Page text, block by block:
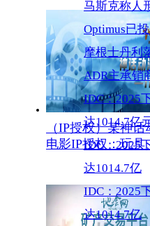
马斯克称人
Optimus已
摩根士丹利
ADR主承销
IDC：2025
达1014.7亿
IDC：2025
达1014.7亿
IDC：2025
达1014.7亿
（IP授权）某神话
电影IP授权：玩具
周边+卡牌、品牌
等；2027年上映，
票房30亿；著名制